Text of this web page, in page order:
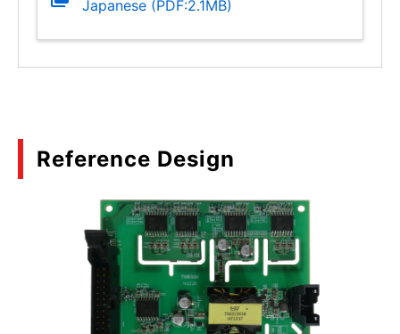
Japanese (PDF:2.1MB)
Reference Design